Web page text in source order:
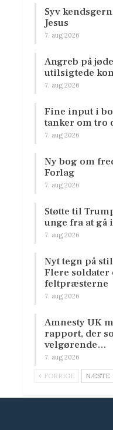
Syv
Jesus
7. aug 2026
Angreb på
utilsigtede
7. aug 2026
Fine input i
tanker om tro
7. aug 2026
Ny bog om
Forlag
7. aug 2026
Støtte til
unge fra at gå
7. aug 2026
Nyt tegn på
Flere soldater
feltpræsterne
7. aug 2026
Amnesty UK
rapport, der
velgørende…
7. aug 2026
FORRIGE NÆSTE